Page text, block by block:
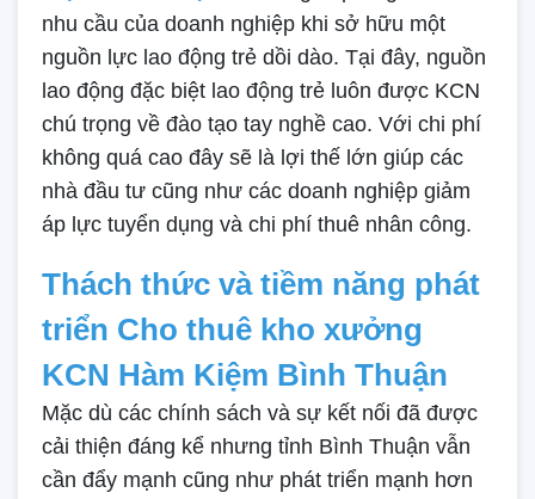
nhu cầu của doanh nghiệp khi sở hữu một
nguồn lực lao động trẻ dồi dào. Tại đây, nguồn
lao động đặc biệt lao động trẻ luôn được KCN
chú trọng về đào tạo tay nghề cao. Với chi phí
không quá cao đây sẽ là lợi thế lớn giúp các
nhà đầu tư cũng như các doanh nghiệp giảm
áp lực tuyển dụng và chi phí thuê nhân công.
Thách thức và tiềm năng phát
triển Cho thuê kho xưởng
KCN Hàm Kiệm Bình Thuận
Mặc dù các chính sách và sự kết nối đã được
cải thiện đáng kể nhưng tỉnh Bình Thuận vẫn
cần đẩy mạnh cũng như phát triển mạnh hơn